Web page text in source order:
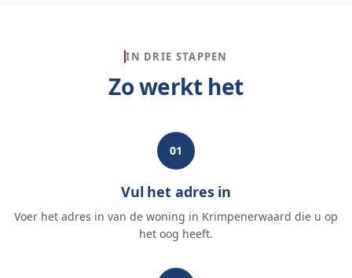
IN DRIE STAPPEN
Zo werkt het
01
Vul het adres in
Voer het adres in van de woning in Krimpenerwaard die u op
het oog heeft.